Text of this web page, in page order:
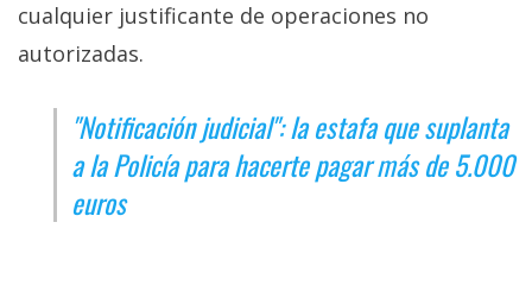
cualquier justificante de operaciones no
autorizadas.
"Notificación judicial": la estafa que suplanta
a la Policía para hacerte pagar más de 5.000
euros